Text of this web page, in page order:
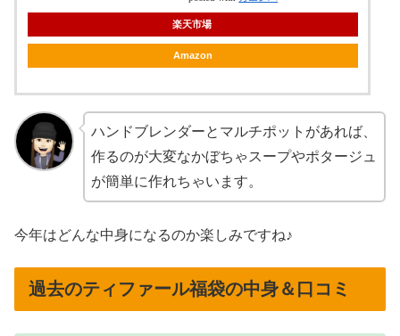
楽天市場
Amazon
ハンドブレンダーとマルチポットがあれば、
作るのが大変なかぼちゃスープやポタージュ
が簡単に作れちゃいます。
今年はどんな中身になるのか楽しみですね♪
過去のティファール福袋の中身＆口コミ